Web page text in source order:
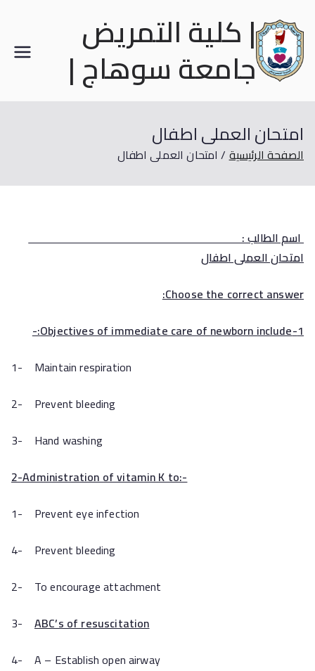
| كلية التمريض
جامعة سوهاج |
امتحان العملى اطفال
الصفحة الرئيسية امتحان العملى اطفال
اسم الطالب :
امتحان العملى اطفال
Choose the correct answer:
1-Objectives of immediate care of newborn include:-
1- Maintain respiration
2- Prevent bleeding
3- Hand washing
2-Administration of vitamin K to:-
1- Prevent eye infection
4- Prevent bleeding
2- To encourage attachment
3- ABC’s of resuscitation
4- A – Establish open airway